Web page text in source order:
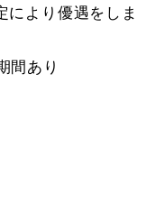
より優遇をしま
間あり